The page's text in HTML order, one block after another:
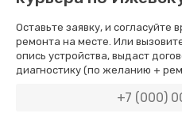
800
Оставьте заявку, и согласуйте
ремонта на месте. Или
опись устройства, выдаст
диагностику (по желанию +